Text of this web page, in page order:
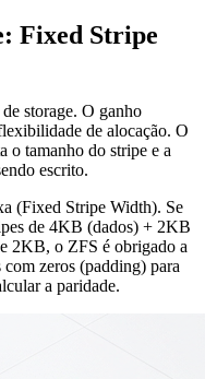
Fixed Stripe
storage. O ganho
de alocação. O
tamanho do stripe e a
escrito.
(Fixed Stripe Width). Se
de 4KB (dados) + 2KB
2KB, o ZFS é obrigado a
com zeros (padding) para
a paridade.